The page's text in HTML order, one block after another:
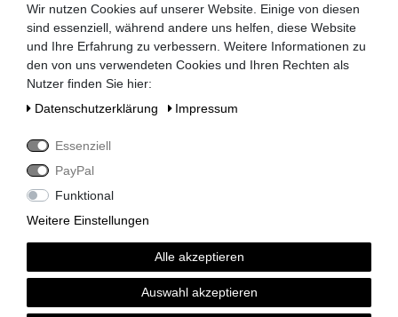
Rechnung bestellen.
Nehmen Sie dazu einfach telefonisch oder per
Email Kontakt mit uns auf.
Siemens HiPath 3000 Telefonanlagen
Siemens HiPath 3350 / 3550
Siemens HiPath 3800
Siemens HiPath 3750 / 3700
Siemens HiPath Systemverkabelung
Siemens HiPath MMC Karten
Siemens Optipoint 500 / Optiset Systemtelefone
Wir nutzen Cookies auf unserer Website. Einige von diesen
sind essenziell, während andere uns helfen, diese Website
und Ihre Erfahrung zu verbessern. Weitere Informationen zu
den von uns verwendeten Cookies und Ihren Rechten als
Nutzer finden Sie hier:
Daten­schutz­erklärung
Impressum
Essenziell
PayPal
Funktional
Weitere Einstellungen
Alle akzeptieren
Auswahl akzeptieren